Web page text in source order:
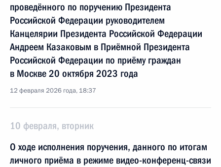
проведённого по поручению Президента
Российской Федерации руководителем
Канцелярии Президента Российской Федерации
Андреем Казаковым в Приёмной Президента
Российской Федерации по приёму граждан
в Москве 20 октября 2023 года
12 февраля 2026 года, 18:37
10 февраля, вторник
О ходе исполнения поручения, данного по итогам
личного приёма в режиме видео-конференц-связи